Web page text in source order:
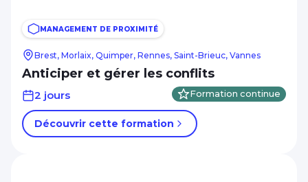
MANAGEMENT DE PROXIMITÉ
Brest, Morlaix, Quimper, Rennes, Saint-Brieuc, Vannes
Anticiper et gérer les conflits
2 jours Formation continue
Découvrir cette formation